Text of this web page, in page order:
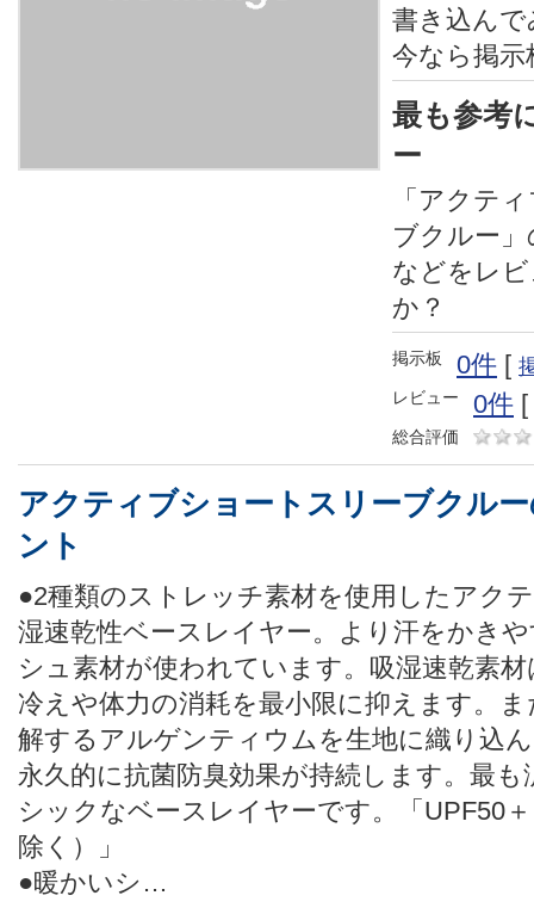
書き込ん
今なら掲示
最も参考
ー
「アクテ
ブクルー
などをレ
か？
掲示板 0件 [
レビュー 0件 [
総合評価
アクティブショートスリーブクル
ント
●2種類のストレッチ素材を使用したアク
湿速乾性ベースレイヤー。より汗をかき
シュ素材が使われています。吸湿速乾素
冷えや体力の消耗を最小限に抑えます。
解するアルゲンティウムを生地に織り込
永久的に抗菌防臭効果が持続します。最
シックなベースレイヤーです。「UPF50
除く）」
●暖かいシ…